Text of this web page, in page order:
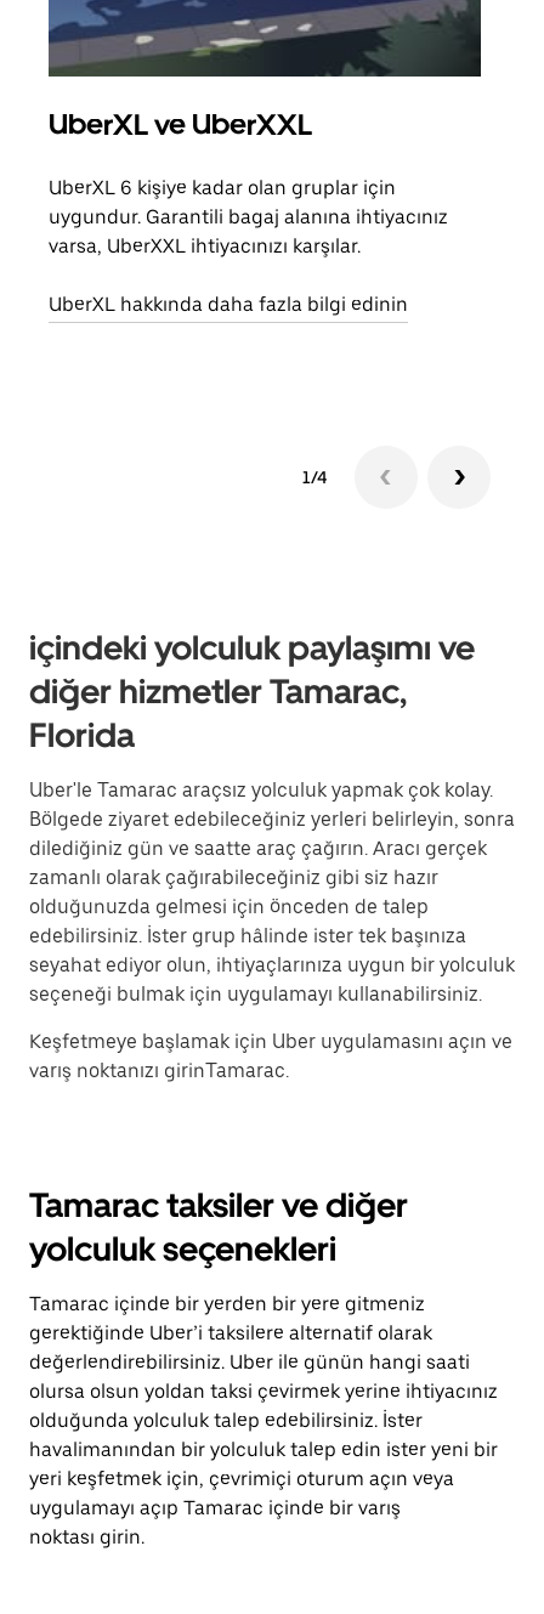
UberXL ve UberXXL
UberXL 6 kişiye kadar olan gruplar için
uygundur. Garantili bagaj alanına ihtiyacınız
varsa, UberXXL ihtiyacınızı karşılar.
UberXL hakkında daha fazla bilgi edinin
1/4
içindeki yolculuk paylaşımı ve
diğer hizmetler Tamarac,
Florida
Uber'le Tamarac araçsız yolculuk yapmak çok kolay.
Bölgede ziyaret edebileceğiniz yerleri belirleyin, sonra
dilediğiniz gün ve saatte araç çağırın. Aracı gerçek
zamanlı olarak çağırabileceğiniz gibi siz hazır
olduğunuzda gelmesi için önceden de talep
edebilirsiniz. İster grup hâlinde ister tek başınıza
seyahat ediyor olun, ihtiyaçlarınıza uygun bir yolculuk
seçeneği bulmak için uygulamayı kullanabilirsiniz.
Keşfetmeye başlamak için Uber uygulamasını açın ve
varış noktanızı girinTamarac.
Tamarac taksiler ve diğer
yolculuk seçenekleri
Tamarac içinde bir yerden bir yere gitmeniz
gerektiğinde Uber’i taksilere alternatif olarak
değerlendirebilirsiniz. Uber ile günün hangi saati
olursa olsun yoldan taksi çevirmek yerine ihtiyacınız
olduğunda yolculuk talep edebilirsiniz. İster
havalimanından bir yolculuk talep edin ister yeni bir
yeri keşfetmek için, çevrimiçi oturum açın veya
uygulamayı açıp Tamarac içinde bir varış
noktası girin.